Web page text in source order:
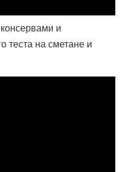
и
теста на сметане и